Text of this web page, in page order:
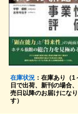
在庫状況：在庫あり（1
日で出荷、新刊の場合
売日以降のお届けにな
す）